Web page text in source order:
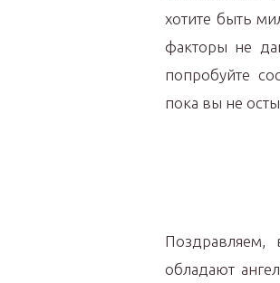
хотите быть
факторы не
попробуйте
пока вы не
обладают